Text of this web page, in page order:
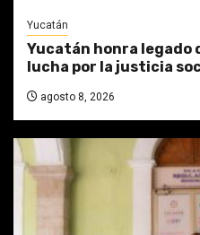
Yucatán
Yucatán honra legado
lucha por la justicia
agosto 8, 2026